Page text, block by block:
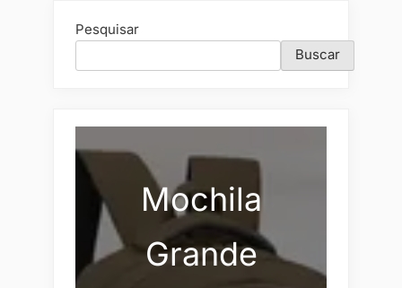
Pesquisar
Buscar
Mochila
Grande